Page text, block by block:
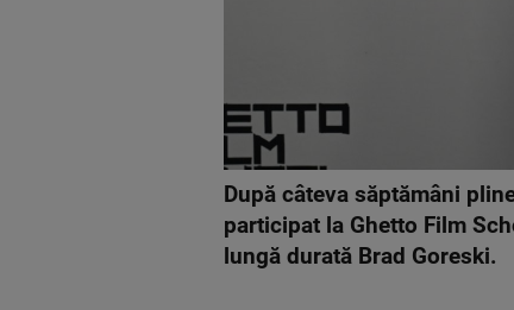
După câteva săptămâni
participat la Ghetto Film
lungă durată Brad Goreski.